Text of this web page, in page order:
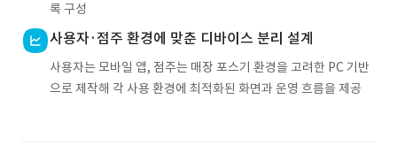
록 구성
사용자·점주 환경에 맞춘 디바이스 분리 설계
사용자는 모바일 앱, 점주는 매장 포스기 환경을 고려한 PC 기반
으로 제작해 각 사용 환경에 최적화된 화면과 운영 흐름을 제공